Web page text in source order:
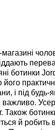
ботинки
і під будь-
важливо.
Також
й